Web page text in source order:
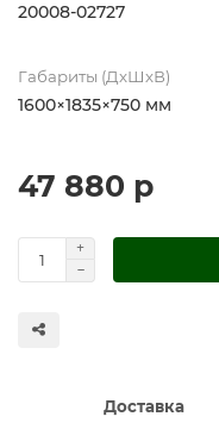
20008-02727
Габариты (ДхШхВ)
1600×1835×750 мм
47 880 р
Доставка